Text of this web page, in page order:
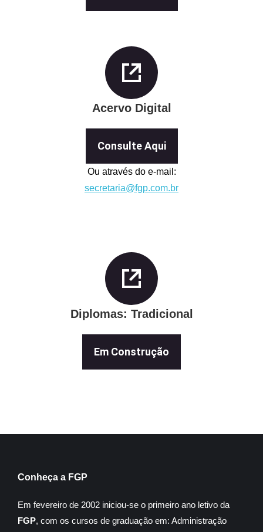
Acervo Digital
Consulte Aqui
Ou através do e-mail:
secretaria@fgp.com.br
Diplomas: Tradicional
Em Construção
Conheça a FGP
Em fevereiro de 2002 iniciou-se o primeiro ano letivo da
FGP, com os cursos de graduação em: Administração